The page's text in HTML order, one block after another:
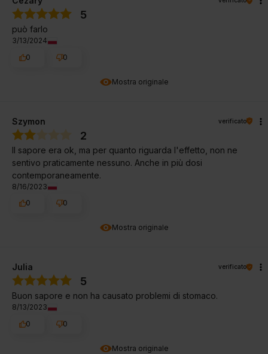
Mostra originale
5
può farlo
3/13/2024
0
0
Mostra originale
Szymon verificato
2
Il sapore era ok, ma per quanto riguarda l'effetto, non ne
sentivo praticamente nessuno. Anche in più dosi
contemporaneamente.
8/16/2023
0
0
Mostra originale
Julia verificato
5
Buon sapore e non ha causato problemi di stomaco.
8/13/2023
0
0